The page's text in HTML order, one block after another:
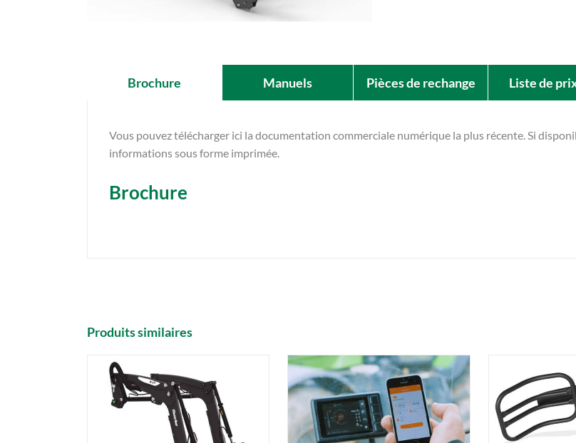
Brochure Manuels Pièces de rechange Liste de
Vous pouvez télécharger ici la documentation commerciale numérique la plus récente. Si
informations sous forme imprimée.
Brochure
Produits similaires
DETAILS DETAILS